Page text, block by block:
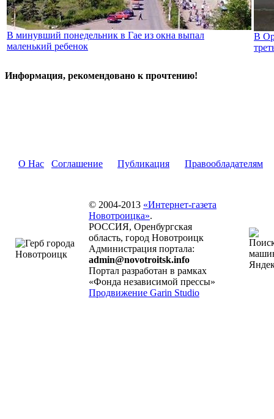
В минувший понедельник в Гае из окна выпал
маленький ребенок
В
Информация, рекомендовано к прочтению!
О Нас Соглашение Публикация Правообладателям
© 2004-2013 «Интернет-газета
Новотроицка».
РОССИЯ, Оренбургская
область, город Новотроицк
Администрация портала:
admin@novotroitsk.info
Портал разработан в рамках
«Фонда независимой прессы»
Продвижение Garin Studio